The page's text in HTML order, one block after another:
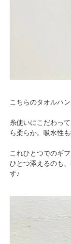
こちらのタオルハ
糸使いにこだわっ
ら柔らか。吸水性も
これひとつでのギ
ひとつ添えるのも
す♪